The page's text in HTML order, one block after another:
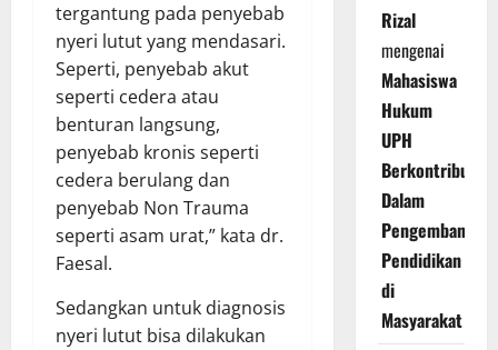
tergantung pada penyebab
nyeri lutut yang mendasari.
Seperti, penyebab akut
seperti cedera atau
benturan langsung,
penyebab kronis seperti
cedera berulang dan
penyebab Non Trauma
seperti asam urat,” kata dr.
Faesal.
Sedangkan untuk diagnosis
nyeri lutut bisa dilakukan
Rizal
mengenai
Mahasiswa
Hukum
UPH
Berkontribusi
Dalam
Pengembangan
Pendidikan
di
Masyarakat